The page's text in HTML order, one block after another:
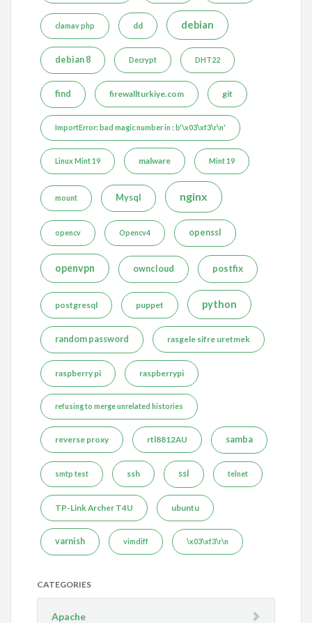
clamav php dd debian
debian 8 Decrypt DHT22
find firewallturkiye.com git
ImportError: bad magic number in : b'\x03\xf3\r\n'
Linux Mint 19 malware Mint 19
mount Mysql nginx
opencv Opencv4 openssl
openvpn owncloud postfix
postgresql puppet python
random password rasgele sifre uretmek
raspberry pi raspberrypi
refusing to merge unrelated histories
reverse proxy rtl8812AU samba
smtp test ssh ssl telnet
TP-Link Archer T4U ubuntu
varnish vimdiff \x03\xf3\r\n
CATEGORIES
Apache